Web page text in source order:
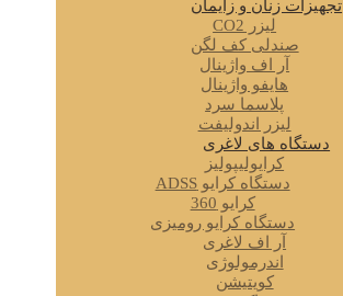
تجهیزات زنان و زایمان
لیزر CO2
صندلی کف لگن
آر اف واژینال
هایفو واژینال
پلاسما سرد
لیزر اندولیفت
دستگاه های لاغری
کرایولیپولیز
دستگاه کرایو ADSS
کرایو 360
دستگاه کرایو رومیزی
آر اف لاغری
اندرمولوژی
کویتیشن